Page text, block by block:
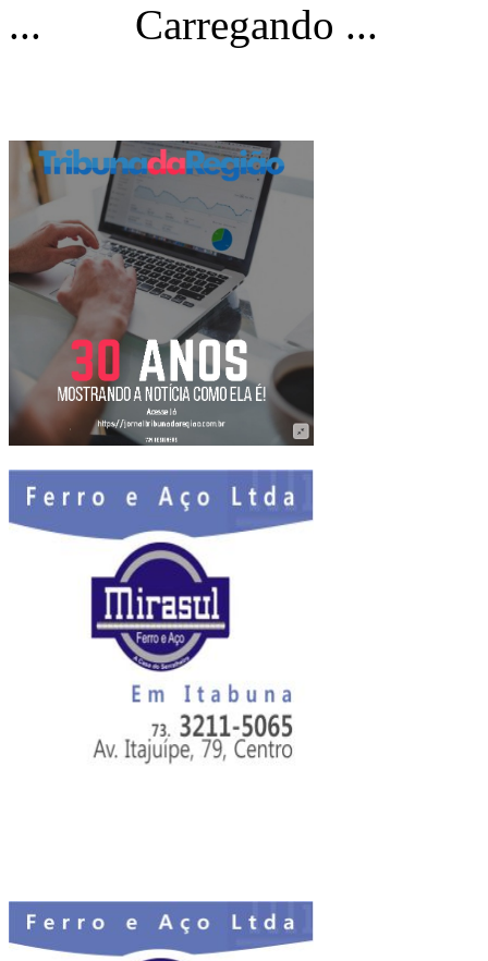
Carregando ...